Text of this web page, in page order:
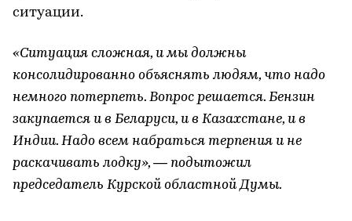
ситуации.
«Ситуация сложная, и мы должны
консолидированно объяснять людям, что надо
немного потерпеть. Вопрос решается. Бензин
закупается и в Беларуси, и в Казахстане, и в
Индии. Надо всем набраться терпения и не
раскачивать лодку», — подытожил
председатель Курской областной Думы.